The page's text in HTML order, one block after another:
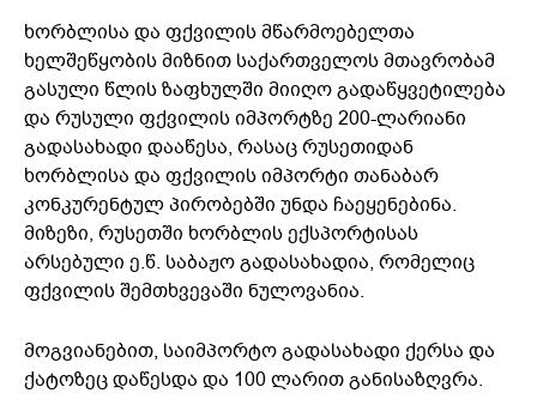
ხორბლისა და ფქვილის მწარმოებელთა
ხელშეწყობის მიზნით საქართველოს მთავრობამ
გასული წლის ზაფხულში მიიღო გადაწყვეტილება
და რუსული ფქვილის იმპორტზე 200-ლარიანი
გადასახადი დააწესა, რასაც რუსეთიდან
ხორბლისა და ფქვილის იმპორტი თანაბარ
კონკურენტულ პირობებში უნდა ჩაეყენებინა.
მიზეზი, რუსეთში ხორბლის ექსპორტისას
არსებული ე.წ. საბაჟო გადასახადია, რომელიც
ფქვილის შემთხვევაში ნულოვანია.
მოგვიანებით, საიმპორტო გადასახადი ქერსა და
ქატოზეც დაწესდა და 100 ლარით განისაზღვრა.